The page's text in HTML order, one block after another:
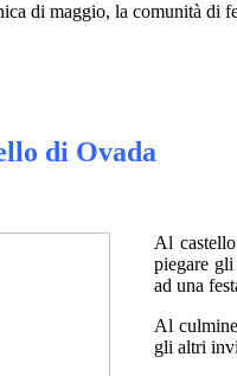
di maggio, la comunità di
di Ovada
Al
piegare
ad una
Al
gli altri